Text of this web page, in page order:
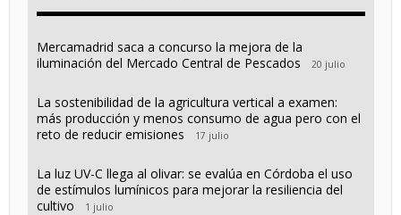
Mercamadrid saca a concurso la mejora de la
iluminación del Mercado Central de Pescados
20 julio
La sostenibilidad de la agricultura vertical a examen:
más producción y menos consumo de agua pero con el
reto de reducir emisiones
17 julio
La luz UV-C llega al olivar: se evalúa en Córdoba el uso
de estímulos lumínicos para mejorar la resiliencia del
cultivo
1 julio